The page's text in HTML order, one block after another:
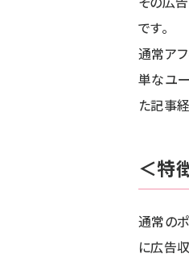
です。
通常ア
単なユ
た記事
＜特
通常の
に広告